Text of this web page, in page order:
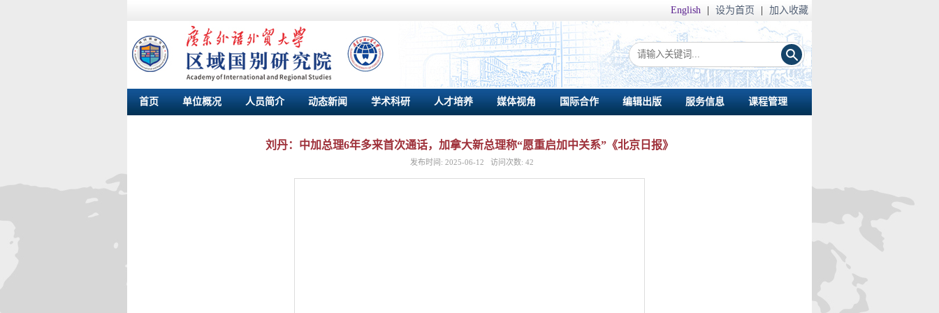
English 设为首页 加入收藏
首页 单位概况 人员简介 动态新闻 学术科研 人才培养 媒体视角 国际合作 编辑出版 服务信息 课程管理
刘丹：中加总理6年多来⾸次通话，加拿⼤新总理称“愿重启加中关系”《北京日报》
发布时间: 2025-06-12 访问次数: 42